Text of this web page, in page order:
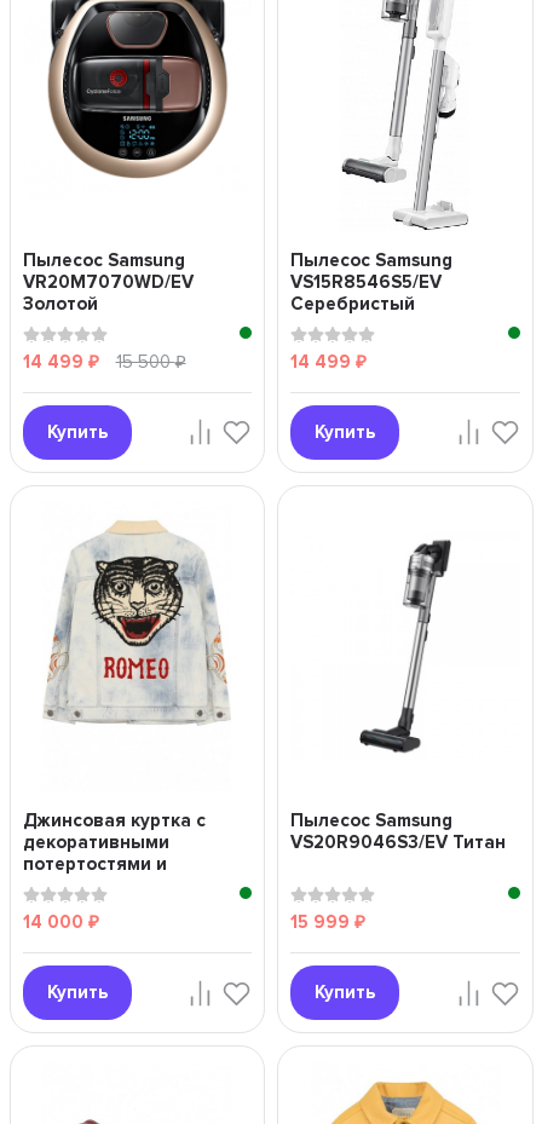
Пылесос Samsung
VR20M7070WD/EV
Золотой
14 499 ₽ 15 500₽
Купить
Пылесос Samsung
VS15R8546S5/EV
Серебристый
14 499 ₽
Купить
Джинсовая куртка с
декоративными
потертостями и
аппликациями
14 000 ₽
Купить
Пылесос Samsung
VS20R9046S3/EV Титан
15 999 ₽
Купить